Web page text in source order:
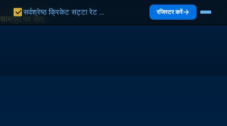
सामग्री पर जाएं
सर्वश्रेष्ठ क्रिकेट सट्टा रेट भारत 2027 | भारत गाइड रजिस्टर करें